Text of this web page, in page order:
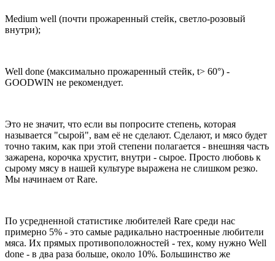
Medium well (почти прожаренный стейк, светло-розовый
внутри);
Well done (максимально прожаренный стейк, t> 60°) -
GOODWIN не рекомендует.
Это не значит, что если вы попросите степень, которая
называется "сырой", вам её не сделают. Сделают, и мясо будет
точно таким, как при этой степени полагается - внешняя часть
зажарена, корочка хрустит, внутри - сырое. Просто любовь к
сырому мясу в нашей культуре выражена не слишком резко.
Мы начинаем от Rare.
По усредненной статистике любителей Rare среди нас
примерно 5% - это самые радикально настроенные любители
мяса. Их прямых противоположностей - тех, кому нужно Well
done - в два раза больше, около 10%. Большинство же